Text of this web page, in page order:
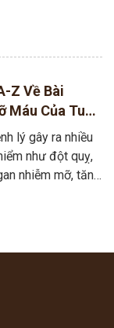
Z Về Bài
Máu Của Tuấn
lý gây ra nhiều
như đột quỵ,
nhiễm mỡ, tăng